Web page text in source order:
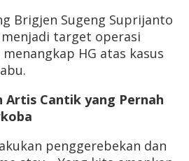
Brigjen Sugeng Suprijanto
target operasi
HG atas kasus
Artis Cantik yang Pernah
penggerebekan dan